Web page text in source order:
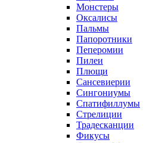
Монстеры
Оксалисы
Пальмы
Папоротники
Пеперомии
Пилеи
Плющи
Сансевиерии
Сингониумы
Спатифиллумы
Стрелиции
Традесканции
Фикусы